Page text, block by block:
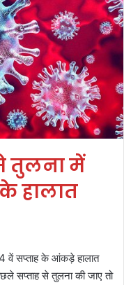
तुलना में
हालात
वें सप्ताह के आंकड़े हालात
सप्ताह से तुलना की जाए तो